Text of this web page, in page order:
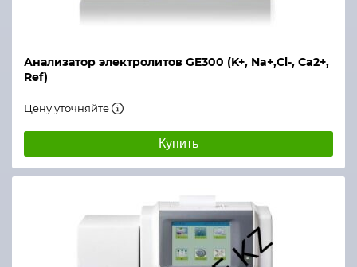
Анализатор электролитов GE300 (K+, Na+,Cl-, Ca2+,
Ref)
Цену уточняйте
Купить